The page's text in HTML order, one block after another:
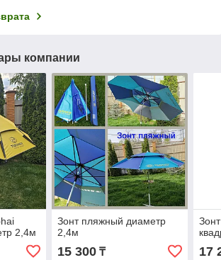
компании
2,4м
Зонт пляжный диаметр
2,4м
15 300₸ 17